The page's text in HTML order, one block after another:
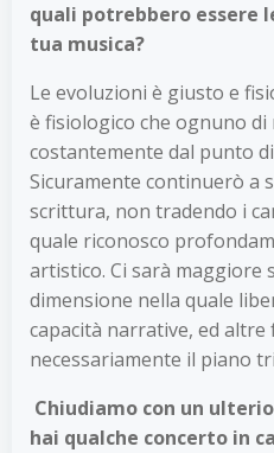
quali potrebbero essere
tua musica?
Le evoluzioni è giusto e
è fisiologico che ognuno di
costantemente dal punto
Sicuramente continuerò a
scrittura, non tradendo i
quale riconosco
artistico. Ci sarà maggiore
dimensione nella quale
capacità narrative, ed
necessariamente il piano
Chiudiamo con un
hai qualche concerto in